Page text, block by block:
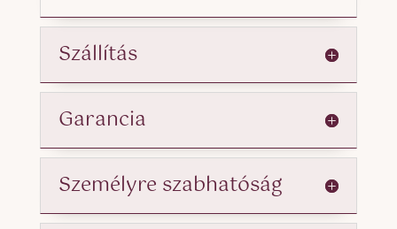
Szállítás
Garancia
Személyre szabhatóság